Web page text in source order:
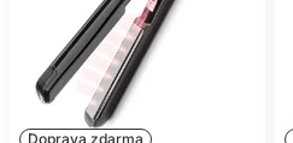
Doprava zdarma